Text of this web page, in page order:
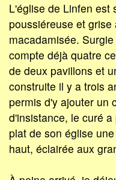
L'église de Linfen est
poussiéreuse et
macadamisée.
compte déjà quatre
de deux pavillons et
construite il y a trois
permis d'y ajouter un
d'insistance, le curé
plat de son église
haut, éclairée aux